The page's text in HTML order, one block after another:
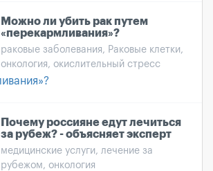
Можно ли убить рак путем
«перекармливания»?
раковые заболевания, Раковые клетки,
онкология, окислительный стресс
Почему россияне едут лечиться
за рубеж? - объясняет эксперт
медицинские услуги, лечение за
рубежом, онкология